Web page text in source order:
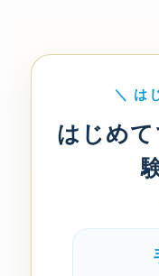
＼ は
はじめ